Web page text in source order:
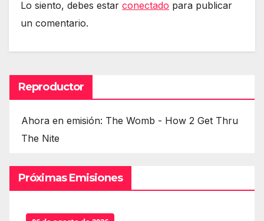
Lo siento, debes estar conectado para publicar
un comentario.
Reproductor
Ahora en emisión: The Womb - How 2 Get Thru
The Nite
Próximas Emisiones